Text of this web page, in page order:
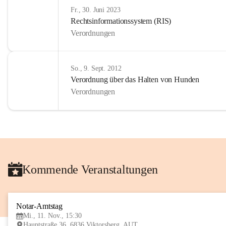
Fr., 30. Juni 2023
Rechtsinformationssystem (RIS)
Verordnungen
So., 9. Sept. 2012
Verordnung über das Halten von Hunden
Verordnungen
Kommende Veranstaltungen
Notar-Amtstag
Mi., 11. Nov., 15:30